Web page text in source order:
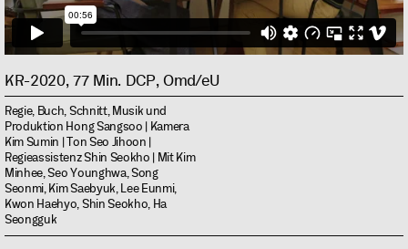
KR-2020, 77 Min. DCP, Omd/eU
Regie, Buch, Schnitt, Musik und
Produktion Hong Sangsoo | Kamera
Kim Sumin | Ton Seo Jihoon |
Regieassistenz Shin Seokho | Mit Kim
Minhee, Seo Younghwa, Song
Seonmi, Kim Saebyuk, Lee Eunmi,
Kwon Haehyo, Shin Seokho, Ha
Seongguk